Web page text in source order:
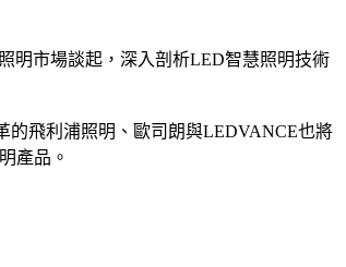
明市場談起，深入剖析LED智慧照明技術
的飛利浦照明、歐司朗與LEDVANCE也將
產品。